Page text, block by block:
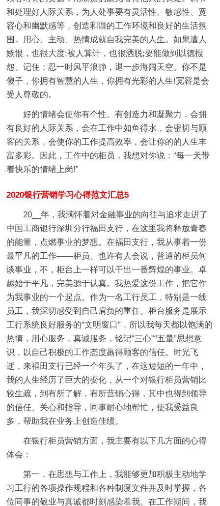
和处理好人际关系，为人处事要有灵活性、敏感性、宽
容心和幽默感等，创造和谐的工作环境和良好的生活氛
围。用心、主动、热情成就自我完美的人生。如果遭人
嫉恨，也很大度;被人算计，也很洒脱;要能做到以德报
怨。记住：忍一时风平浪静，退一步海阔天空。你不是
傻子，你拥有智慧的人生，你拥有光彩的人生!宽容是会
受人尊敬的。
好的情绪会使你有个性、有创造力和凝聚力，会拥
有良好的人际关系，会在工作中如鱼得水，会密切与顾
客的关系，会使你的工作提高效率，会让你的的人生丰
富多彩。因此，工作中的柜员，我想对你说：“每一天带
着快乐的情绪上岗!”
2020银行营销学习心得范文汇总5
20__年，我满怀着对金融事业的向往与追求走进了
中国工商银行深圳分行福田支行，在这里我将释放青春
的能量，点燃事业的梦想。在福田支行，我从事着一份
最平凡的工作——柜员。也许有人会说，普通的柜员何
谈事业，不，柜台上一样可以干出一番辉煌的事业。卓
越始于平凡，完美源于认真。我热爱这份工作，把它作
为我事业的一个起点。作为一名工行员工，特别是一线
员工，我深切感受到自己肩负的重任。柜台服务是展示
工行系统良好服务的“文明窗口”，所以我每天都以饱满的
热情，用心服务，真诚服务，铭记“三心”“五量”思想意
识，以自己积极的工作态度羸得顾客的信任。时光飞
逝，来福田支行已经一个年头了，在这短短的一年中，
我的人生经历了巨大的变化，从一个对银行柜员营销比
较生疏，到有所了解，有所营销心得，其中也得到领导
的信任、关心和指导，同事耐心地帮忙，使我受益良
多，帮助我在业务上创造佳绩。
在银行柜员营销方面，我主要有以下几方面的心得
体会：
第一，在思想与工作上，我能够更加积极主动地学
习工行的各项操作规程和各种制度文件并及时掌握，各
位同事的敬业与真诚都时刻感染着我。在工作期间，我